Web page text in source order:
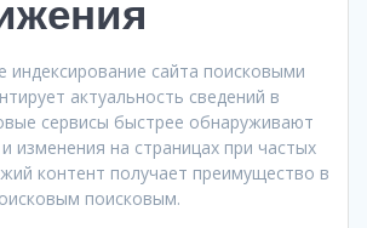
индексирование сайта поисковыми
актуальность сведений в
сервисы быстрее обнаруживают
изменения на страницах при частых
контент получает преимущество в
поисковым.